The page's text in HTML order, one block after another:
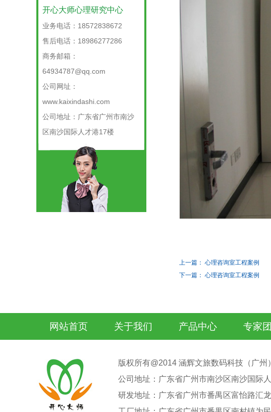
开心大师心理研究中心
业务电话：18572838672
售后电话：18986277286
商务邮箱：
64934787@qq.com
公司网址：
www.kaixindashi.com
公司地址：广东省广州市南沙
区南沙国际人才港17楼
上一篇： 心理咨询室工程案例
下一篇： 心理咨询室工程案例
网站首页 关于我们 产品中心 专家
版权所有@2014 涵辉文旅数码科技（广
公司地址：广东省广州市南沙区南沙国际
研发地址：广东省广州市番禺区富怡路汇